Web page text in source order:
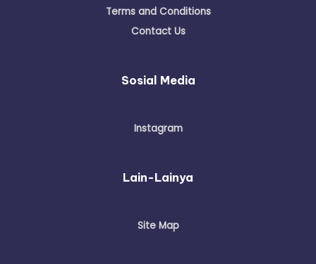
Terms and Conditions
Contact Us
Sosial Media
Instagram
Lain-Lainya
Site Map